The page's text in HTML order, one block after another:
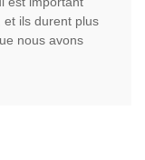
ils durent plus
nous avons